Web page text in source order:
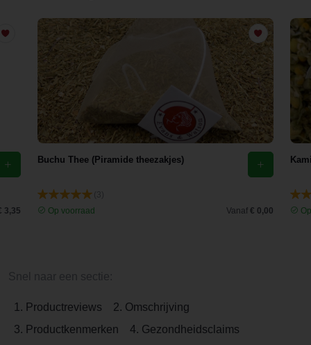
3,35
Buchu Thee (Piramide theezakjes)
Op voorraad
Vanaf € 0,00
1. Productreviews
2. Omschrijving
3. Productkenmerken
4. Gezondheidsclaims